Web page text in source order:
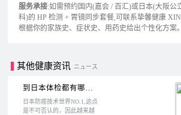
服务承接:如需预约国内(嘉会 / 百汇)或日本(大阪公
科)的 HP 检测 + 胃镜同步套餐,可联系挚馨健康
根据你的家族史、症状史、用药史给出个性化方案。
其他健康资讯 ニュース
到日本体检都有哪些检查项目？
日本防癌技术世界NO.1,这点
是不可否认的，因此越来越